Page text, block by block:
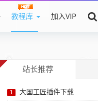
教程库 加入VIP
站长推荐
1 大国工匠插件下载